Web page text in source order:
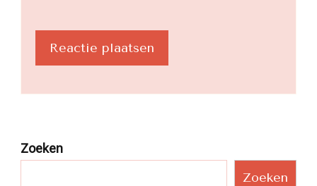
Zoeken
Zoeken